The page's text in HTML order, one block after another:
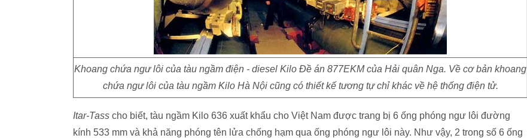
Khoang chứa ngư lôi của tàu ngầm điện - diesel Kilo Đề án 877EKM của Hải quân Nga. Về cơ bản khoang
chứa ngư lôi của tàu ngầm Kilo Hà Nội cũng có thiết kế tương tự chỉ khác về hệ thống điện tử.
Itar-Tass cho biết, tàu ngầm Kilo 636 xuất khẩu cho Việt Nam được trang bị 6 ống phóng ngư lôi đường
kính 533 mm và khả năng phóng tên lửa chống hạm qua ống phóng ngư lôi này. Như vậy, 2 trong số 6 ống